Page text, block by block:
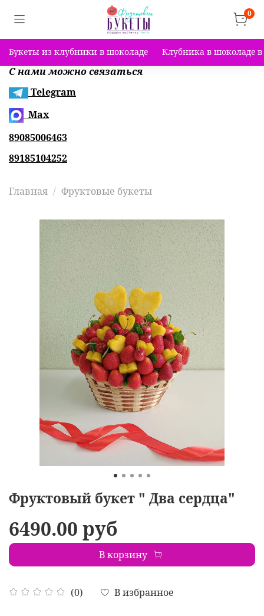
0
Букеты из клубники в шоколаде Клубника в шоколаде в
С нами можно связаться
Telegram
Max
89085006463
89185104252
Главная Фруктовые букеты
Фруктовый букет " Два сердца"
(0) В избранное
6490.00 руб
В корзину